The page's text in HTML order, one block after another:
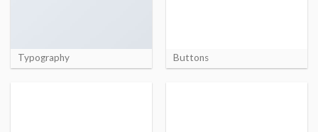
Typography Buttons